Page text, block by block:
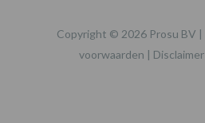
Copyright © 2026 Prosu BV |
voorwaarden | Disclaimer